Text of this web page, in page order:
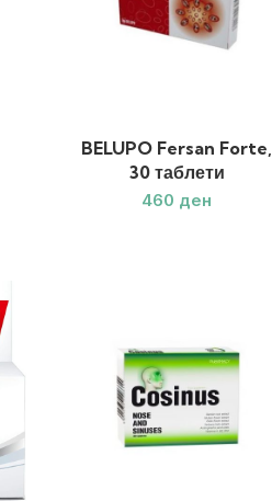
BELUPO Fersan Forte,
30 таблети
ден